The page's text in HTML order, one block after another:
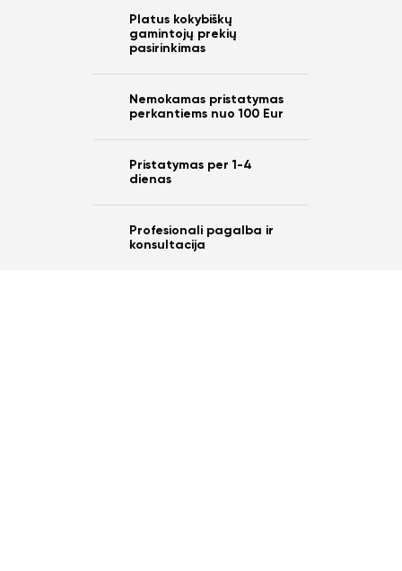
Platus kokybiškų
gamintojų prekių
pasirinkimas
Nemokamas pristatymas
perkantiems nuo 100 Eur
Pristatymas per 1-4
dienas
Profesionali pagalba ir
konsultacija